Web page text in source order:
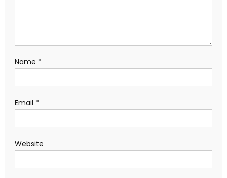
Name *
Email *
Website